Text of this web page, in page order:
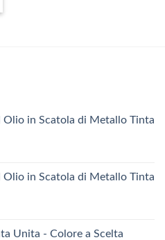
Olio in Scatola di Metallo Tinta
Olio in Scatola di Metallo Tinta
Unita - Colore a Scelta